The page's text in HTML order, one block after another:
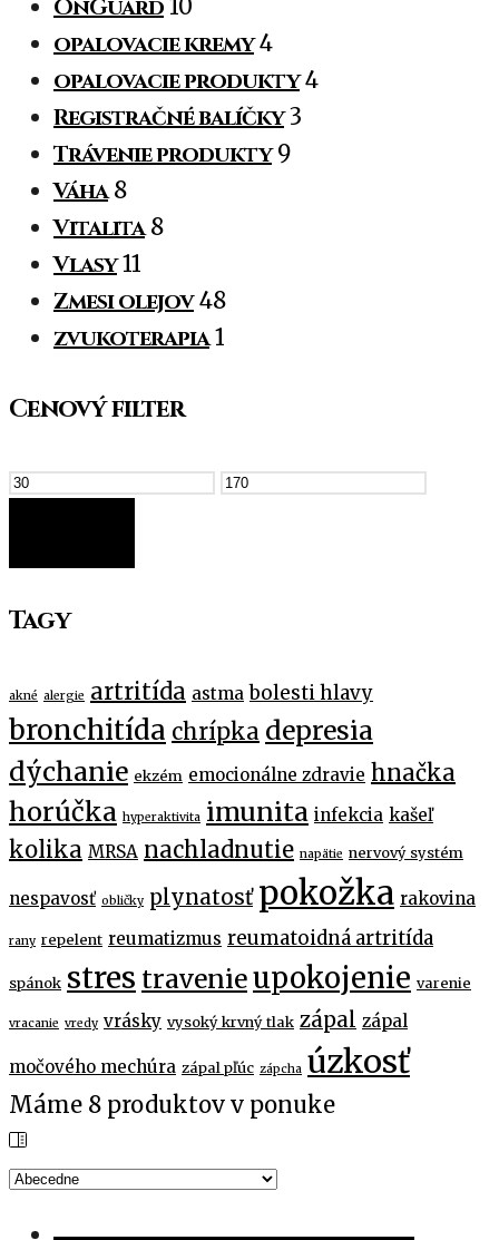
OnGuard 10
opalovacie kremy 4
opalovacie produkty 4
Registračné balíčky 3
Trávenie produkty 9
Váha 8
Vitalita 8
Vlasy 11
Zmesi olejov 48
zvukoterapia 1
Cenový filter
Tagy
akné alergie artritída astma bolesti hlavy
bronchitída chrípka depresia
dýchanie ekzém emocionálne zdravie hnačka
horúčka hyperaktivita imunita infekcia kašeľ
kolika MRSA nachladnutie napätie nervový systém
nespavosť obličky plynatosť pokožka rakovina
rany repelent reumatizmus reumatoidná artritída
spánok stres travenieupokojenie varenie
vracanie vredy vrásky vysoký krvný tlak zápal zápal
močového mechúra zápal pľúc zápcha úzkosť
Máme 8 produktov v ponuke